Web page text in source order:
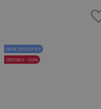
НОВ ПРОДУКТ
ПРОМО -30%